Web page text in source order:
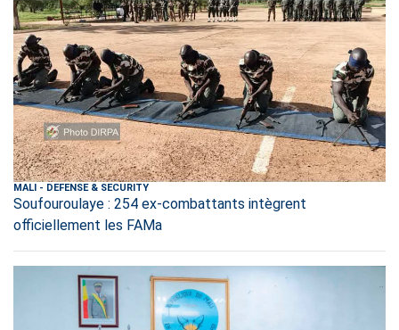
MALI - DEFENSE & SECURITY
Soufouroulaye : 254 ex-combattants intègrent
officiellement les FAMa